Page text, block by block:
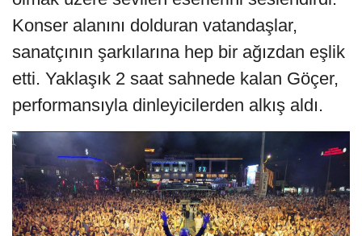
Konser alanını dolduran vatandaşlar,
sanatçının şarkılarına hep bir ağızdan eşlik
etti. Yaklaşık 2 saat sahnede kalan Göçer,
performansıyla dinleyicilerden alkış aldı.